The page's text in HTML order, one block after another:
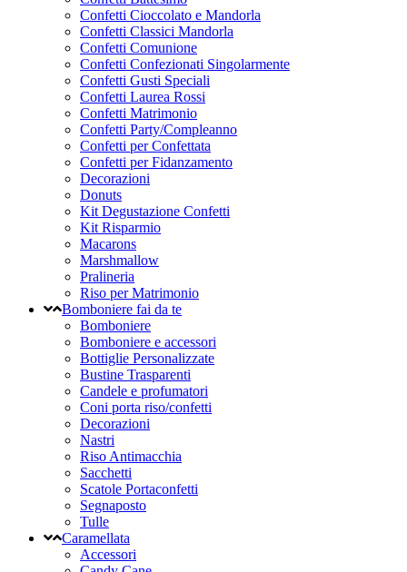
Confetti Cioccolato e Mandorla
Confetti Classici Mandorla
Confetti Comunione
Confetti Confezionati Singolarmente
Confetti Gusti Speciali
Confetti Laurea Rossi
Confetti Matrimonio
Confetti Party/Compleanno
Confetti per Confettata
Confetti per Fidanzamento
Decorazioni
Donuts
Kit Degustazione Confetti
Kit Risparmio
Macarons
Marshmallow
Pralineria
Riso per Matrimonio
Bomboniere fai da te
Bomboniere
Bomboniere e accessori
Bottiglie Personalizzate
Bustine Trasparenti
Candele e profumatori
Coni porta riso/confetti
Decorazioni
Nastri
Riso Antimacchia
Sacchetti
Scatole Portaconfetti
Segnaposto
Tulle
Caramellata
Accessori